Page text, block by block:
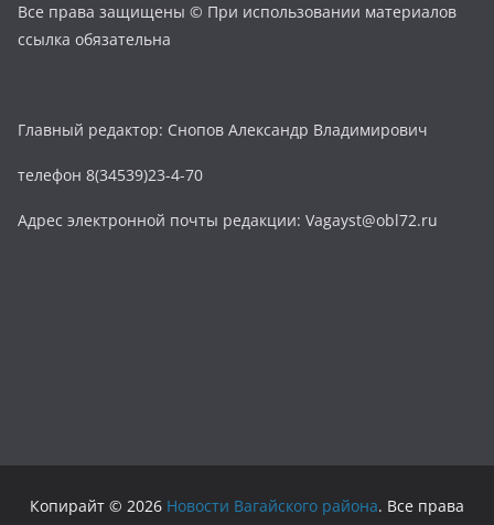
Все права защищены © При использовании материалов
ссылка обязательна
Главный редактор: Снопов Александр Владимирович
телефон 8(34539)23-4-70
Адрес электронной почты редакции: Vagayst@obl72.ru
Копирайт © 2026 Новости Вагайского района. Все права